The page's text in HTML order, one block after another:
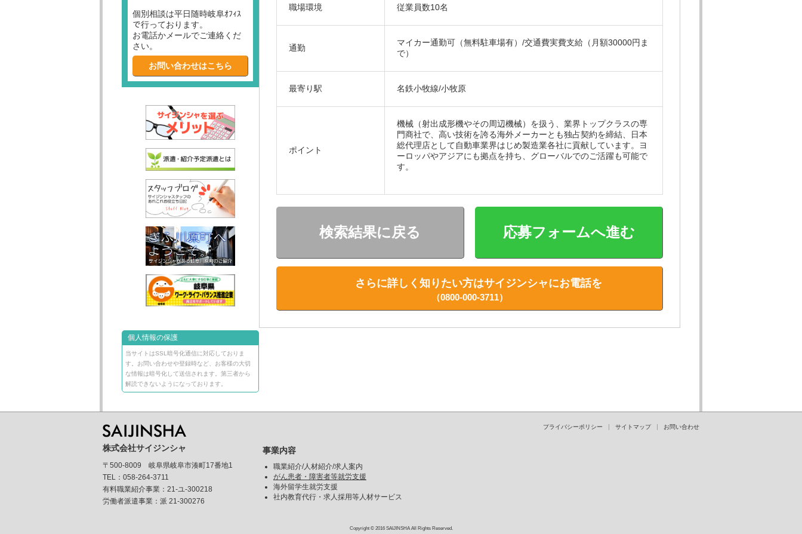
職場環境 従業員数10名
通勤
マイカー通勤可（無料駐車場有）/交通費実費支給（月額30000円ま
で）
最寄り駅 名鉄小牧線/小牧原
ポイント
機械（射出成形機やその周辺機械）を扱う、業界トップクラスの専
門商社で、高い技術を誇る海外メーカーとも独占契約を締結、日本
総代理店として自動車業界はじめ製造業各社に貢献しています。ヨ
ーロッパやアジアにも拠点を持ち、グローバルでのご活躍も可能で
す。
検索結果に戻る 応募フォームへ進む
さらに詳しく知りたい方はサイジンシャにお電話を
個別相談は平日随時岐阜ｵﾌｨｽ
で行っております。
お電話かメールでご連絡くだ
さい。
お問い合わせはこちら
個人情報の保護
当サイトはSSL暗号化通信に対応しておりま
す。お問い合わせや登録時など、お客様の大切
な情報は暗号化して送信されます。第三者から
解読できないようになっております。
株式会社サイジンシャ
〒500-8009 岐阜県岐阜市湊町17番地1
TEL：058-264-3711
有料職業紹介事業：21-ユ-300218
労働者派遣事業：派 21-300276
事業内容
職業紹介/人材紹介/求人案内
がん患者・障害者等就労支援
海外留学生就労支援
社内教育代行・求人採用等人材サービス
プライバシーポリシー サイトマップ お問い合わせ
Copyright © 2016 SAIJINSHA All Rights Reserved.